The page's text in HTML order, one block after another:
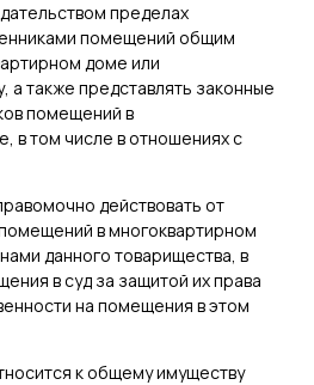
пределах
помещений общим
доме или
а также представлять законные
помещений в
в том числе в отношениях с
действовать от
в многоквартирном
данного товарищества, в
в суд за защитой их права
на помещения в этом
к общему имуществу